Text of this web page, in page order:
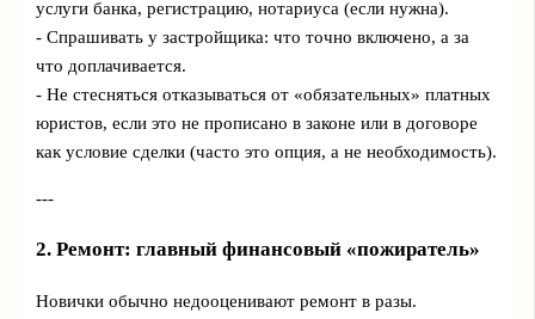
услуги банка, регистрацию, нотариуса (если нужна).
- Спрашивать у застройщика: что точно включено, а за
что доплачивается.
- Не стесняться отказываться от «обязательных» платных
юристов, если это не прописано в законе или в договоре
как условие сделки (часто это опция, а не необходимость).
---
2. Ремонт: главный финансовый «пожиратель»
Новички обычно недооценивают ремонт в разы.